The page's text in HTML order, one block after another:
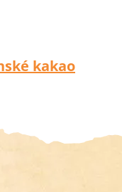
kakao